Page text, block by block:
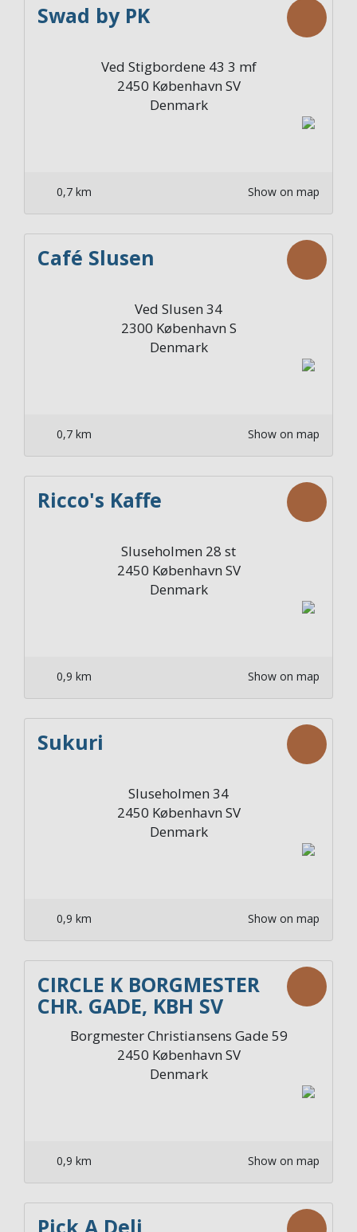
Swad by PK
Ved Stigbordene 43 3 mf
2450 København SV
Denmark
0,7 km Show on map
Café Slusen
Ved Slusen 34
2300 København S
Denmark
0,7 km Show on map
Ricco's Kaffe
Sluseholmen 28 st
2450 København SV
Denmark
0,9 km Show on map
Sukuri
Sluseholmen 34
2450 København SV
Denmark
0,9 km Show on map
CIRCLE K BORGMESTER
CHR. GADE, KBH SV
Borgmester Christiansens Gade 59
2450 København SV
Denmark
0,9 km Show on map
Pick A Deli